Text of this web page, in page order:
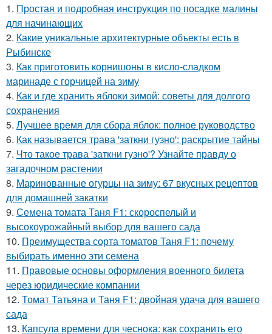
1. Простая и подробная инструкция по посадке малины
для начинающих
2. Какие уникальные архитектурные объекты есть в
Рыбинске
3. Как приготовить корнишоны в кисло-сладком
маринаде с горчицей на зиму
4. Как и где хранить яблоки зимой: советы для долгого
сохранения
5. Лучшее время для сбора яблок: полное руководство
6. Как называется трава 'заткни гузно': раскрытие тайны
7. Что такое трава 'заткни гузно'? Узнайте правду о
загадочном растении
8. Маринованные огурцы на зиму: 67 вкусных рецептов
для домашней закатки
9. Семена томата Таня F1: скороспелый и
высокоурожайный выбор для вашего сада
10. Преимущества сорта томатов Таня F1: почему
выбирать именно эти семена
11. Правовые основы оформления военного билета
через юридические компании
12. Томат Татьяна и Таня F1: двойная удача для вашего
сада
13. Капсула времени для чеснока: как сохранить его